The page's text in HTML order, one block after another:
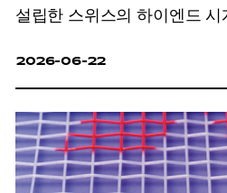
설립한 스위스의 하이엔드
2026-06-22